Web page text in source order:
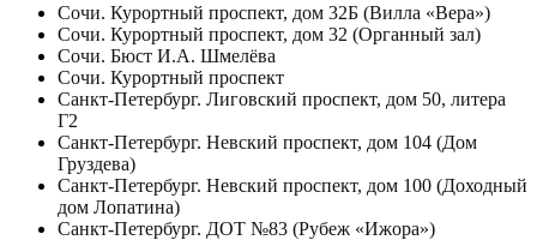
Сочи. Курортный проспект, дом 32Б (Вилла «Вера»)
Сочи. Курортный проспект, дом 32 (Органный зал)
Сочи. Бюст И.А. Шмелёва
Сочи. Курортный проспект
Санкт-Петербург. Лиговский проспект, дом 50, литера
Г2
Санкт-Петербург. Невский проспект, дом 104 (Дом
Груздева)
Санкт-Петербург. Невский проспект, дом 100 (Доходный
дом Лопатина)
Санкт-Петербург. ДОТ №83 (Рубеж «Ижора»)